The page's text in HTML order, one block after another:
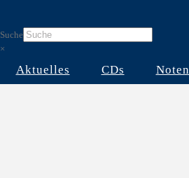
Suche
×
Aktuelles CDs Noten